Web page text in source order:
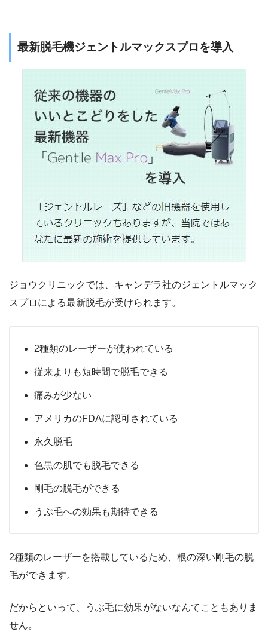
最新脱毛機ジェントルマックスプロを導入
ジョウクリニックでは、キャンデラ社のジェントルマック
スプロによる最新脱毛が受けられます。
2種類のレーザーが使われている
従来よりも短時間で脱毛できる
痛みが少ない
アメリカのFDAに認可されている
永久脱毛
色黒の肌でも脱毛できる
剛毛の脱毛ができる
うぶ毛への効果も期待できる
2種類のレーザーを搭載しているため、根の深い剛毛の脱
毛ができます。
だからといって、うぶ毛に効果がないなんてこともありま
せん。